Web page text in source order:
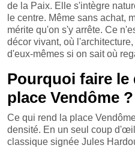
de la Paix. Elle s'intègre
le centre. Même sans achat,
mérite qu'on s'y arrête. Ce
décor vivant, où
d'eux-mêmes si on sait où
Pourquoi faire
place Vendôme ?
Ce qui rend la place
densité. En un seul coup
classique signée Jules